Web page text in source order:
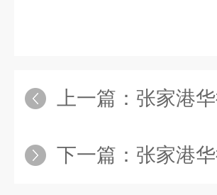
上一篇： 张家港华德
下一篇： 张家港